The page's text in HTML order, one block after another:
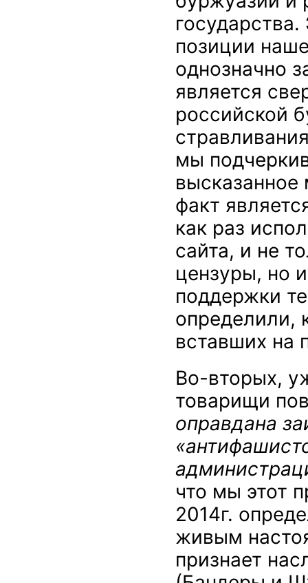
позиции
однозначно
является
российской
мы
факт
как раз
сайта, и не
цензуры, но
поддержки
определили,
вставших на
Во-вторых,
товарищи
оправдана
что мы этот
2014г.
живым
признает